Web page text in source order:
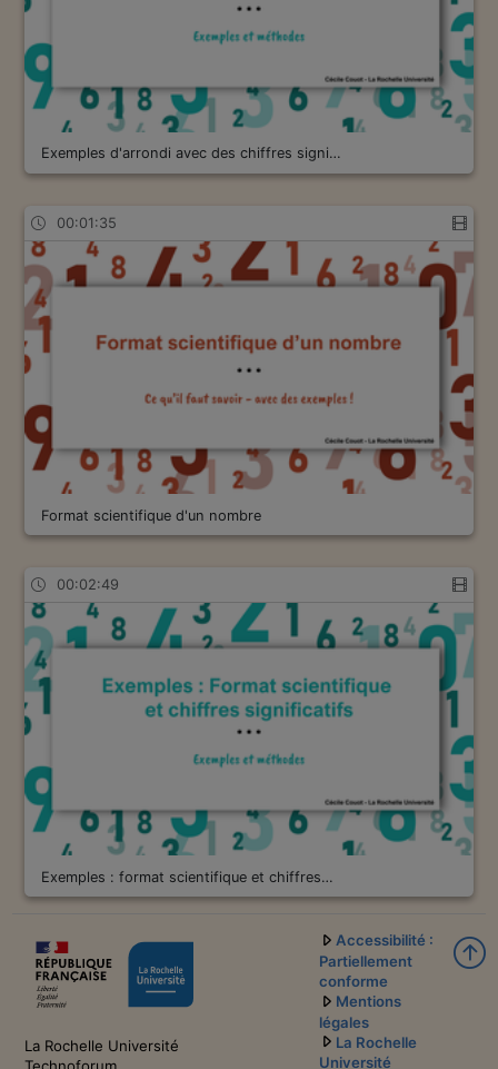
Exemples d'arrondi avec des chiffres signi…
00:01:35
Format scientifique d'un nombre
00:02:49
Exemples : format scientifique et chiffres…
La Rochelle Université
Accessibilité :
Partiellement
conforme
Mentions
légales
La Rochelle
Université